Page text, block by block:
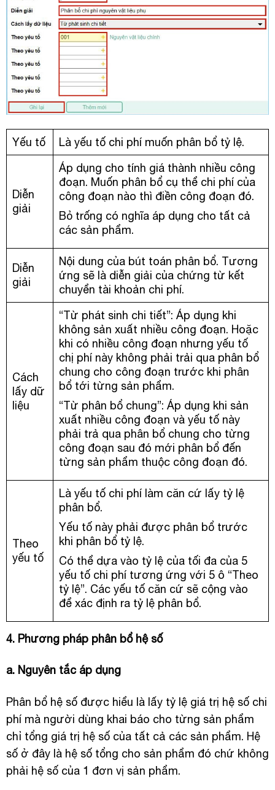
Yếu tố Là yếu tố chi phí muốn phân bổ tỷ lệ.
Diễn
giải
Áp dụng cho tính giá thành nhiều công
đoạn. Muốn phân bổ cụ thể chi phí của
công đoạn nào thì điền công đoạn đó.
Bỏ trống có nghĩa áp dụng cho tất cả
các sản phẩm.
Diễn
giải
Nội dung của bút toán phân bổ. Tương
ứng sẽ là diễn giải của chứng từ kết
chuyển tài khoản chi phí.
Cách
lấy dữ
liệu
“Từ phát sinh chi tiết”: Áp dụng khi
không sản xuất nhiều công đoạn. Hoặc
khi có nhiều công đoạn nhưng yếu tố
chị phí này không phải trải qua phân bổ
chung cho công đoạn trước khi phân
bổ tới từng sản phẩm.
“Từ phân bổ chung”: Áp dụng khi sản
xuất nhiều công đoạn và yếu tố này
phải trả qua phân bổ chung cho từng
công đoạn sau đó mới phân bổ đến
từng sản phẩm thuộc công đoạn đó.
Theo
yếu tố
Là yếu tố chi phí làm căn cứ lấy tỷ lệ
phân bổ.
Yếu tố này phải được phân bổ trước
khi phân bổ tỷ lệ.
Có thể dựa vào tỷ lệ của tối đa của 5
yếu tố chi phí tương ứng với 5 ô “Theo
tỷ lệ”. Các yếu tố căn cứ sẽ cộng vào
để xác định ra tỷ lệ phân bổ.
4. Phương pháp phân bổ hệ số
a. Nguyên tắc áp dụng
Phân bổ hệ số được hiểu là lấy tỷ lệ giá trị hệ số chi
phí mà người dùng khai báo cho từng sản phẩm
chỉ tổng giá trị hệ số của tất cả các sản phẩm. Hệ
số ở đây là hệ số tổng cho sản phẩm đó chứ không
phải hệ số của 1 đơn vị sản phẩm.